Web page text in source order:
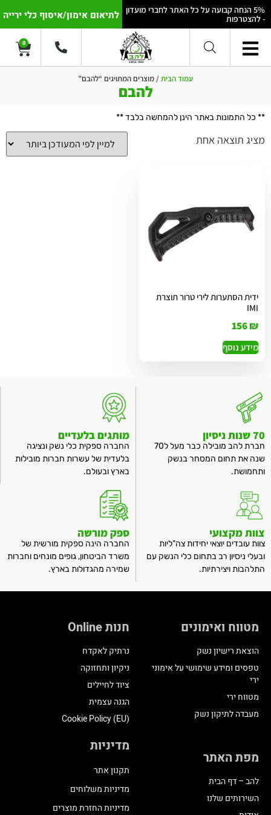
5% הנחה קבועה על כל האתר לחברי מועדון
- להצטרפות
לתיאום אימון/איסוף כלי ירייה
0
עמוד הבית / מוצרים המתויגים “להבם”
להבם
** כל התמונות באתר הינן להמחשה בלבד **
מציג תוצאה אחת
ידית הסתערות לירי טרור תוצרת
IMI
156₪
מידע נוסף
70 שנות ניסיון
חברת להב מובילה כבר מעל ל70
שנה את תחום המסחר בנשק
ותחמושת.
מותגים בלעדיים
החברה ספקית כלי נשק ונציגה
בלעדית של עשרות חברות מובילות
בארץ ובעולם.
צוות מקצועי
צוות עובדים יוצאי יחידות צה"ליות
ובעלי ניסיון רב בתחום כלי הנשק עם
התלהבות ויצירתיות.
ספק מורשה
החברה הינה ספקית מורשית של
משרד הביטחון, גופים מונחים וחברות
שמירה מהגדולות בארץ.
מטווח ואימונים
הוצאת רישיון נשק
טפסים ומידע שימושי על אימוני
ירי
מטווח ירי
מעבדה לתיקון נשק
חנות Online
נרתיק לאקדח
ניקיון ותחזוקה
ציוד לחיילים
הגנה עצמית
Cookie Policy (EU)
מפת האתר
להב – דף הבית
השירותים שלנו
מדיניות
תקנון אתר
מדיניות משלוחים
מדיניות החזרת מוצרים